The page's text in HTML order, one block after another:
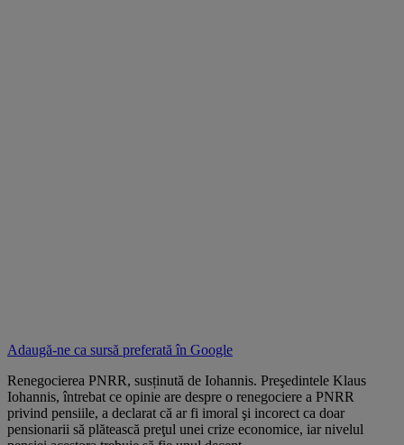
Adaugă-ne ca sursă preferată în Google
Renegocierea PNRR, susținută de Iohannis. Preşedintele Klaus
Iohannis, întrebat ce opinie are despre o renegociere a PNRR
privind pensiile, a declarat că ar fi imoral şi incorect ca doar
pensionarii să plătească preţul unei crize economice, iar nivelul